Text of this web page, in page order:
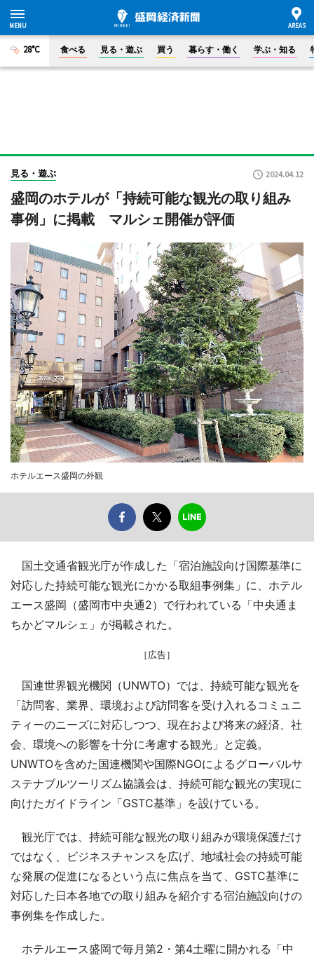
28°C 食べる 見る・遊ぶ 買う 暮らす・働く 学ぶ・知る
見る・遊ぶ 2024.04.12
盛岡のホテルが「持続可能な観光の取り組み
事例」に掲載 マルシェ開催が評価
ホテルエース盛岡の外観
国土交通省観光庁が作成した「宿泊施設向け国際基準に
対応した持続可能な観光にかかる取組事例集」に、ホテル
エース盛岡（盛岡市中央通2）で行われている「中央通ま
ちかどマルシェ」が掲載された。
［広告］
国連世界観光機関（UNWTO）では、持続可能な観光を
「訪問客、業界、環境および訪問客を受け入れるコミュニ
ティーのニーズに対応しつつ、現在および将来の経済、社
会、環境への影響を十分に考慮する観光」と定義。
UNWTOを含めた国連機関や国際NGOによるグローバルサ
ステナブルツーリズム協議会は、持続可能な観光の実現に
向けたガイドライン「GSTC基準」を設けている。
観光庁では、持続可能な観光の取り組みが環境保護だけ
ではなく、ビジネスチャンスを広げ、地域社会の持続可能
な発展の促進になるという点に焦点を当て、GSTC基準に
対応した日本各地での取り組みを紹介する宿泊施設向けの
事例集を作成した。
ホテルエース盛岡で毎月第2・第4土曜に開かれる「中